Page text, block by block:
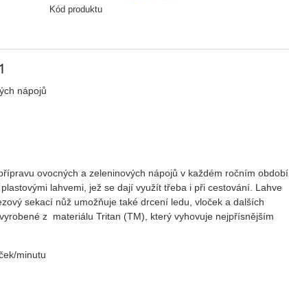
Kód produktu
nápojů
ovocných a zeleninových nápojů v každém ročním období.
lahvemi, jež se dají využít třeba i při cestování. Lahve
sekací nůž umožňuje také drcení ledu, vloček a dalších
z materiálu Tritan (TM), který vyhovuje nejpřísnějším
minutu